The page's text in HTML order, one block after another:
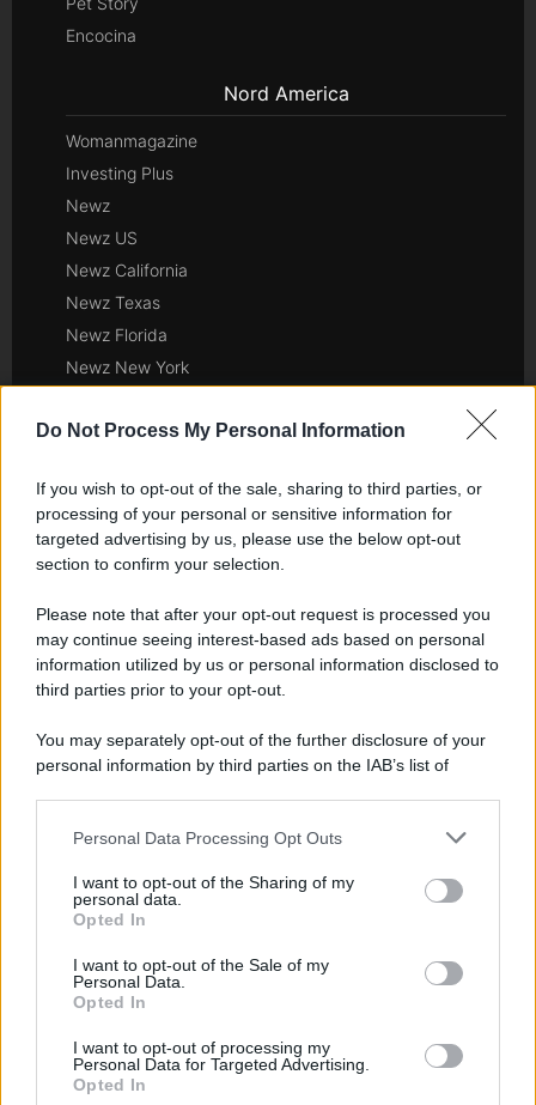
Do Not Process My Personal Information
If you wish to opt-out of the sale, sharing to third parties, or
processing of your personal or sensitive information for
targeted advertising by us, please use the below opt-out
section to confirm your selection.
Please note that after your opt-out request is processed you
may continue seeing interest-based ads based on personal
information utilized by us or personal information disclosed to
third parties prior to your opt-out.
You may separately opt-out of the further disclosure of your
personal information by third parties on the IAB’s list of
This information may also be disclosed by us to third parties
disclose it to other third parties.
Please note that this website/app uses one or more Google
services and may gather and store information including but
not limited to your visit or usage behaviour. You may click to
grant or deny consent to Google and its third-party tags to
consent section.
Personal Data Processing Opt Outs
I want to opt-out of the Sharing of my
personal data.
Opted In
I want to opt-out of the Sale of my
Personal Data.
Opted In
I want to opt-out of processing my
Personal Data for Targeted Advertising.
Opted In
Encocina
Nord America
Womanmagazine
Investing Plus
Newz
Newz US
Newz California
Newz Texas
Newz Florida
Newz New York
Newz Illinois
Gameland
Hig Tech Mag
Scoop Mag
Motors Magazine 365
Day Travel 365
Home Magazine 365
SecondHomeMagazine
Francia
InvestirMag
Germania